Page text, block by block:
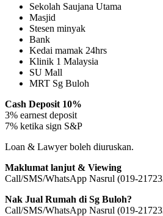
Sekolah Saujana Utama
Masjid
Stesen minyak
Bank
Kedai mamak 24hrs
Klinik 1 Malaysia
SU Mall
MRT Sg Buloh
Cash Deposit 10%
3% earnest deposit
7% ketika sign S&P
Loan & Lawyer boleh diuruskan.
Maklumat lanjut & Viewing
Call/SMS/WhatsApp Nasrul (019-
Nak Jual Rumah di Sg Buloh?
Call/SMS/WhatsApp Nasrul (019-